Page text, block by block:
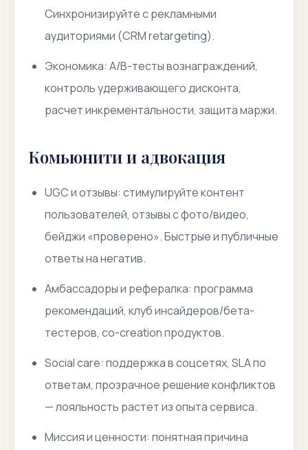
Синхронизируйте с рекламными
аудиториями (CRM retargeting).
Экономика: A/B-тесты вознаграждений,
контроль удерживающего дисконта,
расчет инкрементальности, защита маржи.
Комьюнити и адвокация
UGC и отзывы: стимулируйте контент
пользователей, отзывы с фото/видео,
бейджи «проверено». Быстрые и публичные
ответы на негатив.
Амбассадоры и рефералка: программа
рекомендаций, клуб инсайдеров/бета-
тестеров, co-creation продуктов.
Social care: поддержка в соцсетях, SLA по
ответам, прозрачное решение конфликтов
— лояльность растет из опыта сервиса.
Миссия и ценности: понятная причина